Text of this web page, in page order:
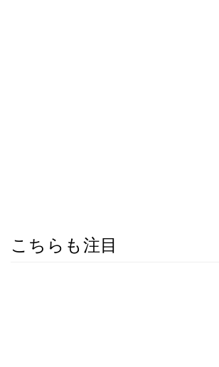
こちらも注目